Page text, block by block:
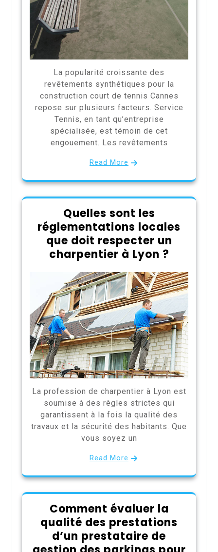
La popularité croissante des
revêtements synthétiques pour la
construction court de tennis Cannes
repose sur plusieurs facteurs. Service
Tennis, en tant qu’entreprise
spécialisée, est témoin de cet
engouement. Les revêtements
Read More
Quelles sont les
réglementations locales
que doit respecter un
charpentier à Lyon ?
La profession de charpentier à Lyon est
soumise à des règles strictes qui
garantissent à la fois la qualité des
travaux et la sécurité des habitants. Que
vous soyez un
Read More
Comment évaluer la
qualité des prestations
d’un prestataire de